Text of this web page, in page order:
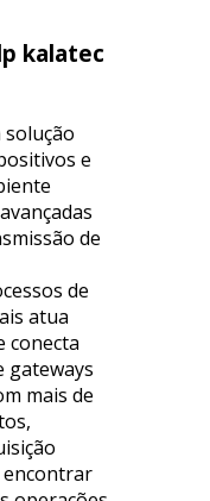
kalatec
solução
e
de
de
atua
conecta
gateways
mais de
encontrar